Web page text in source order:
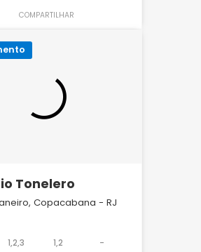
COMPARTILHAR
Tonelero
Copacabana - RJ
1,2,3 1,2 -